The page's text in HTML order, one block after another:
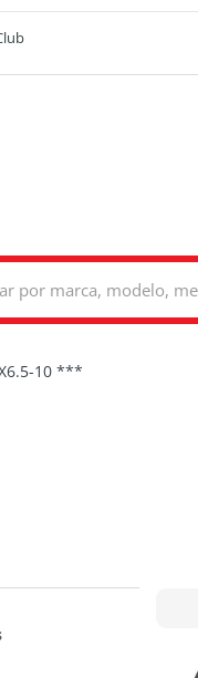
10 ***